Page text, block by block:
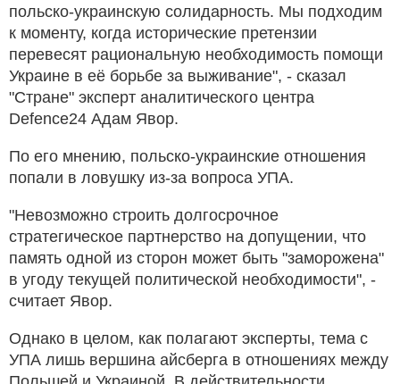
польско-украинскую солидарность. Мы подходим
к моменту, когда исторические претензии
перевесят рациональную необходимость помощи
Украине в её борьбе за выживание", - сказал
"Стране" эксперт аналитического центра
Defence24 Адам Явор.
По его мнению, польско-украинские отношения
попали в ловушку из-за вопроса УПА.
"Невозможно строить долгосрочное
стратегическое партнерство на допущении, что
память одной из сторон может быть "заморожена"
в угоду текущей политической необходимости", -
считает Явор.
Однако в целом, как полагают эксперты, тема с
УПА лишь вершина айсберга в отношениях между